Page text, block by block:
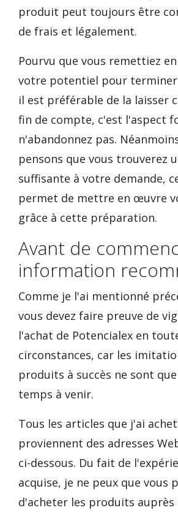
produit peut toujours être
de frais et légalement.
Pourvu que vous remettiez
votre potentiel pour
il est préférable de la laisser
fin de compte, c'est l'aspect
n'abandonnez pas.
pensons que vous trouverez
suffisante à votre demande,
permet de mettre en œuvre
grâce à cette préparation.
Avant de
information
Comme je l'ai mentionné
vous devez faire preuve de
l'achat de Potencialex en
circonstances, car les
produits à succès ne sont
temps à venir.
Tous les articles que j'ai
proviennent des adresses
ci-dessous. Du fait de
acquise, je ne peux que vous
d'acheter les produits auprès